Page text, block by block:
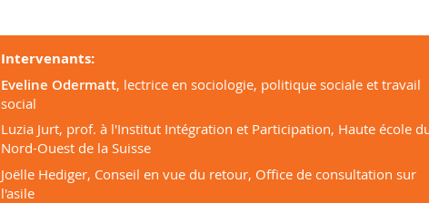
Intervenants:
Eveline Odermatt, lectrice en sociologie, politique sociale et travail
social
Luzia Jurt, prof. à l'Institut Intégration et Participation, Haute école
Nord-Ouest de la Suisse
Joëlle Hediger, Conseil en vue du retour, Office de consultation sur
l'asile